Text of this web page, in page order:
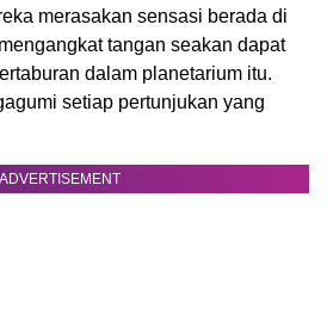
merasakan sensasi berada di
tangan seakan dapat
dalam planetarium itu.
setiap pertunjukan yang
ADVERTISEMENT